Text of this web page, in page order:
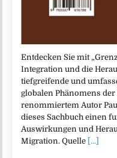
Entdecken Sie mit
Integration und die
tiefgreifende und
globalen Phänomens
renommiertem Autor
dieses Sachbuch einen
Auswirkungen und
Migration. Quelle [...]